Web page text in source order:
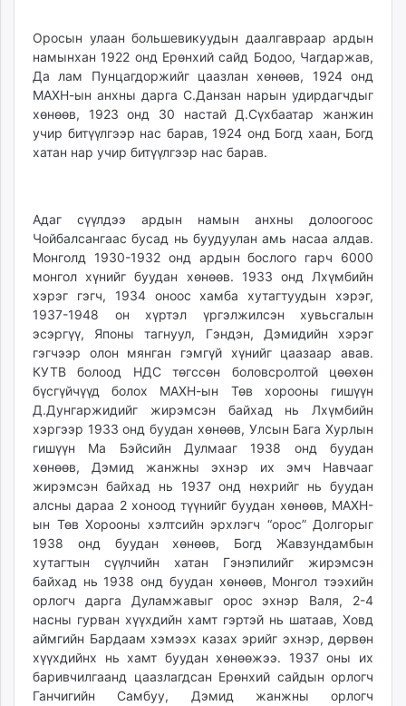
Оросын улаан большевикуудын даалгавраар ардын
намынхан 1922 онд Ерөнхий сайд Бодоо, Чагдаржав,
Да лам Пунцагдоржийг цаазлан хөнөөв, 1924 онд
МАХН-ын анхны дарга С.Данзан нарын удирдагчдыг
хөнөөв, 1923 онд 30 настай Д.Сүхбаатар жанжин
учир битүүлгээр нас барав, 1924 онд Богд хаан, Богд
хатан нар учир битүүлгээр нас барав.
Адаг сүүлдээ ардын намын анхны долоогоос
Чойбалсангаас бусад нь буудуулан амь насаа алдав.
Монголд 1930-1932 онд ардын бослого гарч 6000
монгол хүнийг буудан хөнөөв. 1933 онд Лхүмбийн
хэрэг гэгч, 1934 оноос хамба хутагтуудын хэрэг,
1937-1948 он хүртэл үргэлжилсэн хувьсгалын
эсэргүү, Японы тагнуул, Гэндэн, Дэмидийн хэрэг
гэгчээр олон мянган гэмгүй хүнийг цаазаар авав.
КУТВ болоод НДС төгссөн боловсролтой цөөхөн
бүсгүйчүүд болох МАХН-ын Төв хорооны гишүүн
Д.Дунгаржидийг жирэмсэн байхад нь Лхүмбийн
хэргээр 1933 онд буудан хөнөөв, Улсын Бага Хурлын
гишүүн Ма Бэйсийн Дулмааг 1938 онд буудан
хөнөөв, Дэмид жанжны эхнэр их эмч Навчааг
жирэмсэн байхад нь 1937 онд нөхрийг нь буудан
алсны дараа 2 хоноод түүнийг буудан хөнөөв, МАХН-
ын Төв Хорооны хэлтсийн эрхлэгч “орос” Долгорыг
1938 онд буудан хөнөөв, Богд Жавзундамбын
хутагтын сүүлчийн хатан Гэнэпилийг жирэмсэн
байхад нь 1938 онд буудан хөнөөв, Монгол тээхийн
орлогч дарга Дуламжавыг орос эхнэр Валя, 2-4
насны гурван хүүхдийн хамт гэртэй нь шатаав, Ховд
аймгийн Бардаам хэмээх казах эрийг эхнэр, дөрвөн
хүүхдийнх нь хамт буудан хөнөөжээ. 1937 оны их
баривчилгаанд цаазлагдсан Ерөнхий сайдын орлогч
Ганчигийн Самбуу, Дэмид жанжны орлогч